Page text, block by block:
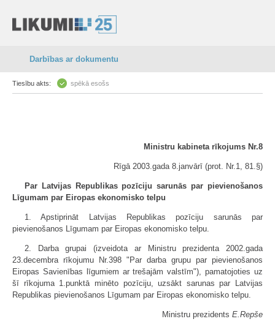
Darbības ar dokumentu
Tiesību akts: spēkā esošs
Ministru kabineta rīkojums Nr.8
Rīgā 2003.gada 8.janvārī (prot. Nr.1, 81.§)
Par Latvijas Republikas pozīciju sarunās par pievienošanos
Līgumam par Eiropas ekonomisko telpu
1. Apstiprināt Latvijas Republikas pozīciju sarunās par
pievienošanos Līgumam par Eiropas ekonomisko telpu.
2. Darba grupai (izveidota ar Ministru prezidenta 2002.gada
23.decembra rīkojumu Nr.398 "Par darba grupu par pievienošanos
Eiropas Savienības līgumiem ar trešajām valstīm"), pamatojoties uz
šī rīkojuma 1.punktā minēto pozīciju, uzsākt sarunas par Latvijas
Republikas pievienošanos Līgumam par Eiropas ekonomisko telpu.
Ministru prezidents E.Repše